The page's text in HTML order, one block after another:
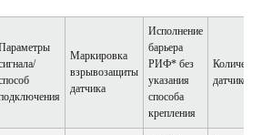
Маркировка
взрывозащиты
датчика
Исполнение
барьера
РИФ* без
указания
способа
крепления
датчиков